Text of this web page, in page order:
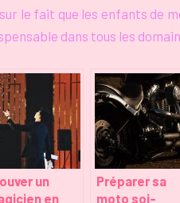
le fait que les enfants de
dans tous les
un
en
Préparer sa
moto soi-